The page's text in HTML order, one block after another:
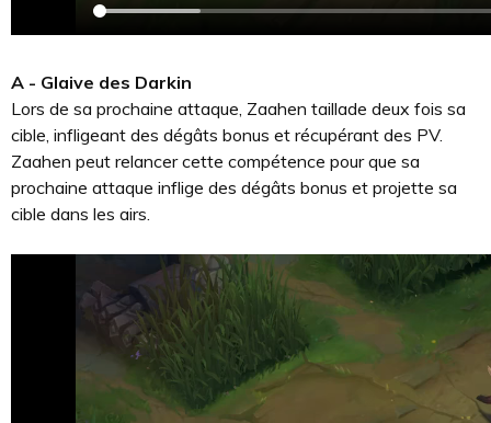
A - Glaive des Darkin
Lors de sa prochaine attaque, Zaahen taillade deux fois sa
cible, infligeant des dégâts bonus et récupérant des PV.
Zaahen peut relancer cette compétence pour que sa
prochaine attaque inflige des dégâts bonus et projette sa
cible dans les airs.